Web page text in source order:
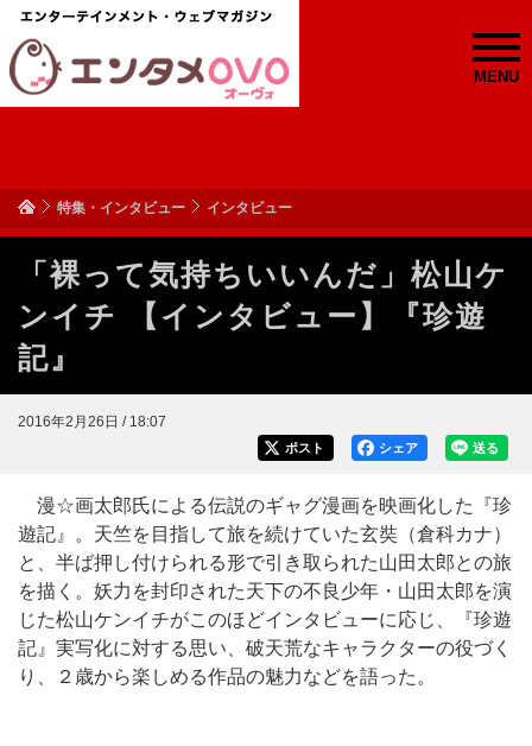
MENU
特集・インタビュー インタビュー
「裸って気持ちいいんだ」松山ケ
ンイチ 【インタビュー】『珍遊
記』
2016年2月26日 / 18:07
送る
シェア
ポスト
漫☆画太郎氏による伝説のギャグ漫画を映画化した『珍
遊記』。天竺を目指して旅を続けていた玄奘（倉科カナ）
と、半ば押し付けられる形で引き取られた山田太郎との旅
を描く。妖力を封印された天下の不良少年・山田太郎を演
じた松山ケンイチがこのほどインタビューに応じ、『珍遊
記』実写化に対する思い、破天荒なキャラクターの役づく
り、２歳から楽しめる作品の魅力などを語った。